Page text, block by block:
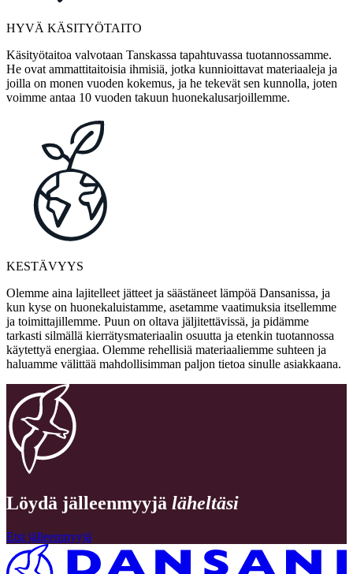
HYVÄ KÄSITYÖTAITO
Käsityötaitoa valvotaan Tanskassa tapahtuvassa tuotannossamme.
He ovat ammattitaitoisia ihmisiä, jotka kunnioittavat materiaaleja ja
joilla on monen vuoden kokemus, ja he tekevät sen kunnolla, joten
voimme antaa 10 vuoden takuun huonekalusarjoillemme.
KESTÄVYYS
Olemme aina lajitelleet jätteet ja säästäneet lämpöä Dansanissa, ja
kun kyse on huonekaluistamme, asetamme vaatimuksia itsellemme
ja toimittajillemme. Puun on oltava jäljitettävissä, ja pidämme
tarkasti silmällä kierrätysmateriaalin osuutta ja etenkin tuotannossa
käytettyä energiaa. Olemme rehellisiä materiaaliemme suhteen ja
haluamme välittää mahdollisimman paljon tietoa sinulle asiakkaana.
Löydä jälleenmyyjä läheltäsi
Etsi jälleenmyyjä